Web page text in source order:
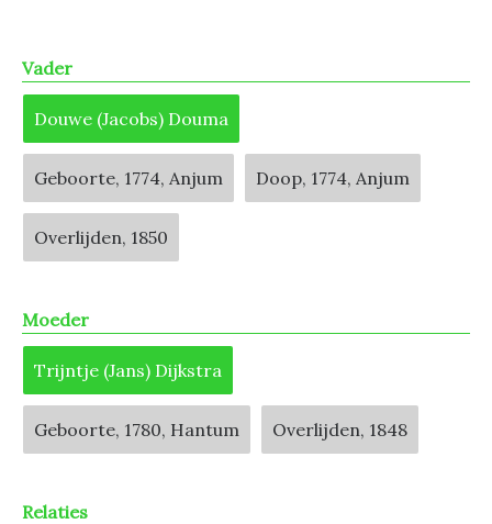
Vader
Douwe (Jacobs) Douma
Geboorte, 1774, Anjum Doop, 1774, Anjum
Overlijden, 1850
Moeder
Trijntje (Jans) Dijkstra
Geboorte, 1780, Hantum Overlijden, 1848
Relaties